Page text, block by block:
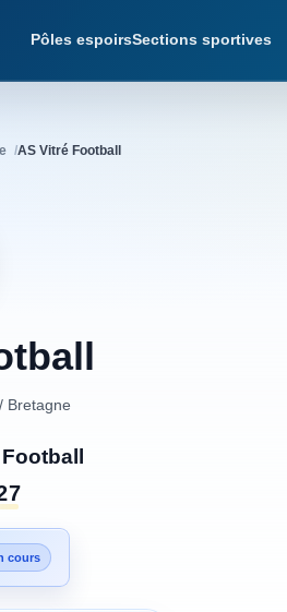
Foot
Pôles espoirsSections sportives
AS Vitré Football
/ Bretagne
cours